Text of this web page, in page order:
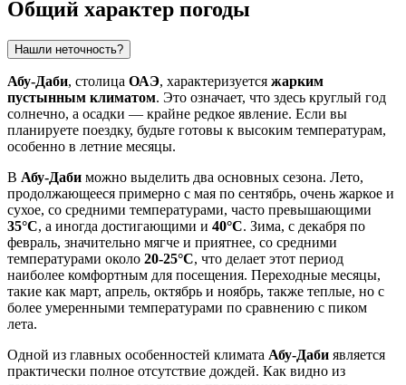
Общий характер погоды
Нашли неточность?
Абу-Даби, столица ОАЭ, характеризуется жарким
пустынным климатом. Это означает, что здесь круглый год
солнечно, а осадки — крайне редкое явление. Если вы
планируете поездку, будьте готовы к высоким температурам,
особенно в летние месяцы.
В Абу-Даби можно выделить два основных сезона. Лето,
продолжающееся примерно с мая по сентябрь, очень жаркое и
сухое, со средними температурами, часто превышающими
35°C, а иногда достигающими и 40°C. Зима, с декабря по
февраль, значительно мягче и приятнее, со средними
температурами около 20-25°C, что делает этот период
наиболее комфортным для посещения. Переходные месяцы,
такие как март, апрель, октябрь и ноябрь, также теплые, но с
более умеренными температурами по сравнению с пиком
лета.
Одной из главных особенностей климата Абу-Даби является
практически полное отсутствие дождей. Как видно из